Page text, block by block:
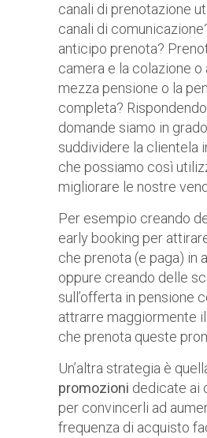
canali di prenotazione
canali di
anticipo prenota?
camera e la colazione o
mezza pensione o la
completa?
domande siamo in
suddividere la clientela
che possiamo così
migliorare le nostre
Per esempio creando
early booking per
che prenota (e paga) in
oppure creando delle
sull’offerta in pensione
attrarre maggiormente
che prenota queste
Un’altra strategia è
promozioni dedicate ai
per convincerli ad
frequenza di acquisto